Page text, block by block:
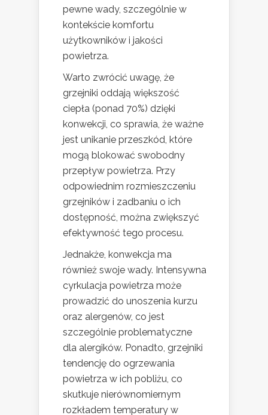
pewne wady, szczególnie w
kontekście komfortu
użytkowników i jakości
powietrza.
Warto zwrócić uwagę, że
grzejniki oddają większość
ciepła (ponad 70%) dzięki
konwekcji, co sprawia, że ważne
jest unikanie przeszkód, które
mogą blokować swobodny
przepływ powietrza. Przy
odpowiednim rozmieszczeniu
grzejników i zadbaniu o ich
dostępność, można zwiększyć
efektywność tego procesu.
Jednakże, konwekcja ma
również swoje wady. Intensywna
cyrkulacja powietrza może
prowadzić do unoszenia kurzu
oraz alergenów, co jest
szczególnie problematyczne
dla alergików. Ponadto, grzejniki
tendencję do ogrzewania
powietrza w ich pobliżu, co
skutkuje nierównomiernym
rozkładem temperatury w